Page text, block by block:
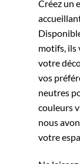
Créez un
motifs, ils
votre
vos
neutres
couleurs
nous
votre